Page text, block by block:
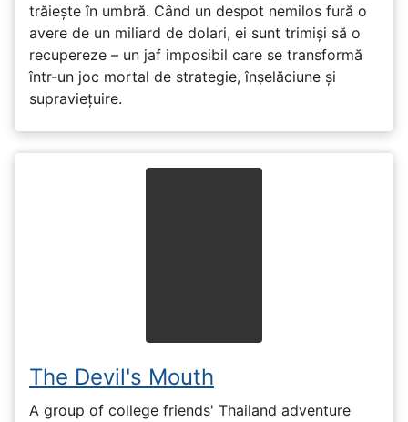
trăiește în umbră. Când un despot nemilos fură o
avere de un miliard de dolari, ei sunt trimiși să o
recupereze – un jaf imposibil care se transformă
într-un joc mortal de strategie, înșelăciune și
supraviețuire.
The Devil's Mouth
A group of college friends' Thailand adventure